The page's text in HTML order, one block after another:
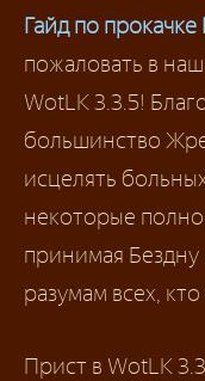
Гайд по
пожаловать в
WotLK 3.3.5!
большинство
исцелять
некоторые
принимая
разумам всех,
Прист в WotLK